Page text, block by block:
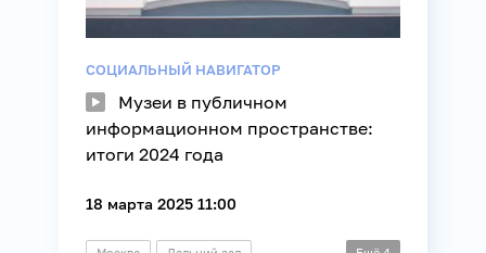
СОЦИАЛЬНЫЙ НАВИГАТОР
Музеи в публичном
информационном пространстве:
итоги 2024 года
18 марта 2025 11:00